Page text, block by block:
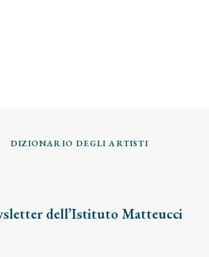
DIZIONARIO DEGLI ARTISTI
dell’Istituto Matteucci